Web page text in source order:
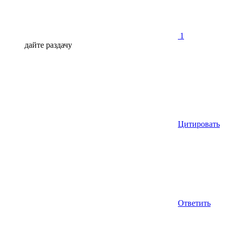
1
дайте раздачу
Цитировать
Ответить